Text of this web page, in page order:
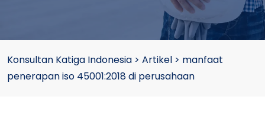
Konsultan Katiga Indonesia > Artikel > manfaat
penerapan iso 45001:2018 di perusahaan